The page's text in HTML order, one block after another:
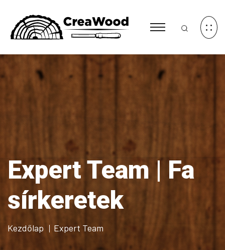
Expert Team | Fa
sírkeretek
Kezdőlap Expert Team